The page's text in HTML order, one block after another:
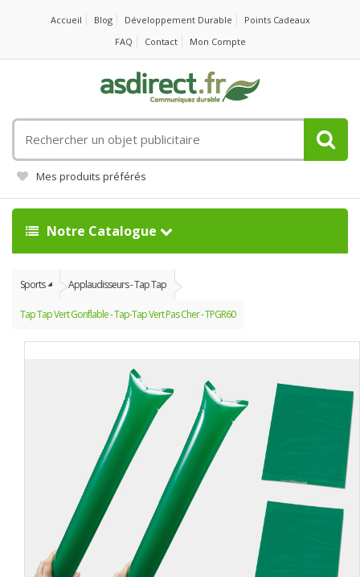
Accueil Blog Développement Durable
Points Cadeaux
FAQ
Contact Mon Compte
un
objet
publicitaire
Mes produits préférés
Notre Catalogue
Sports Applaudisseurs - Tap Tap
Tap Tap Vert Gonflable - Tap-Tap Vert Pas Cher - TPGR60